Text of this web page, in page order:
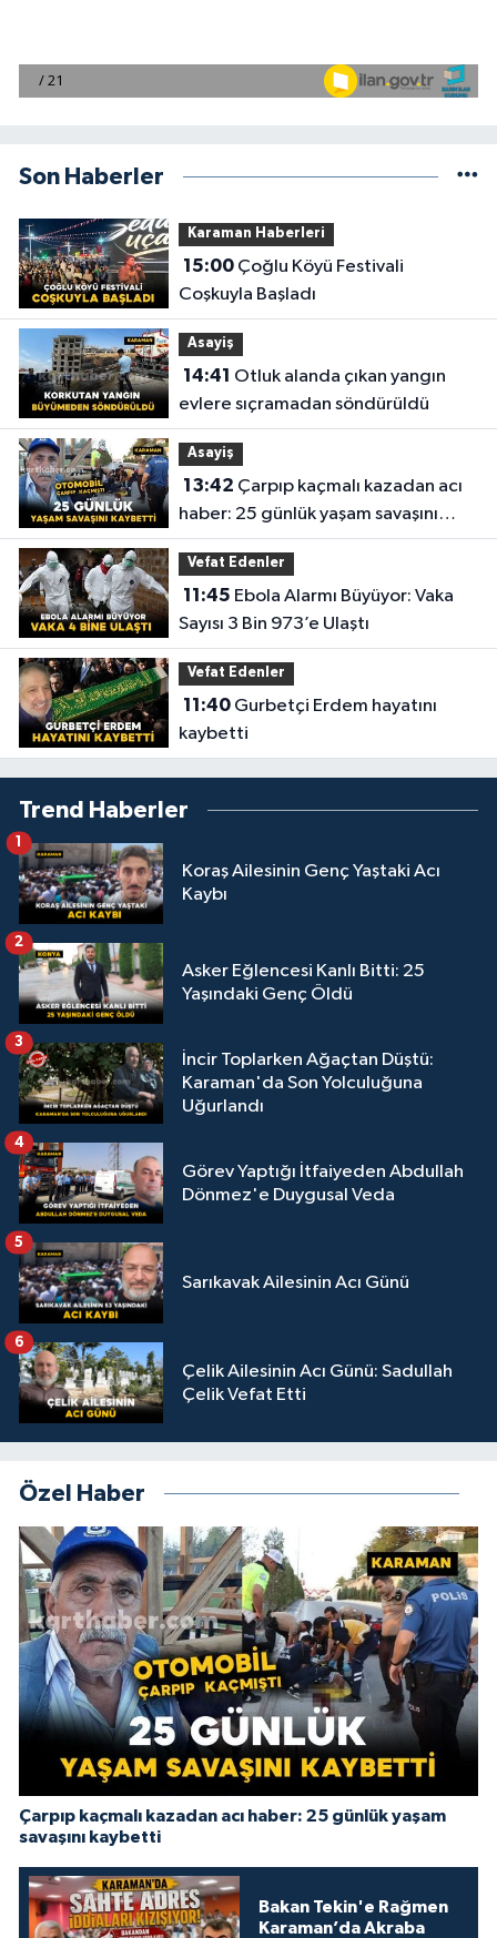
Son Haberler
Karaman Haberleri
15:00Çoğlu Köyü Festivali
Coşkuyla Başladı
Asayiş
14:41
evlere sıçramadan söndürüldü
Asayiş
13:42
haber: 25 günlük yaşam savaşını
kaybetti
Vefat Edenler
11:45
Sayısı 3 Bin 973’e Ulaştı
Vefat Edenler
11:40Gurbetçi Erdem hayatını
kaybetti
Trend Haberler
Koraş Ailesinin Genç Yaştaki Acı
Kaybı
1
Asker Eğlencesi Kanlı Bitti: 25
Yaşındaki Genç Öldü
2
İncir Toplarken Ağaçtan Düştü:
Karaman'da Son Yolculuğuna
Uğurlandı
3
Görev Yaptığı İtfaiyeden Abdullah
Dönmez'e Duygusal Veda
4
Sarıkavak Ailesinin Acı Günü
5
Çelik Ailesinin Acı Günü: Sadullah
Çelik Vefat Etti
6
Özel Haber
Çarpıp kaçmalı kazadan acı haber: 25 günlük yaşam
savaşını kaybetti
Bakan Tekin'e Rağmen
Karaman’da Akraba